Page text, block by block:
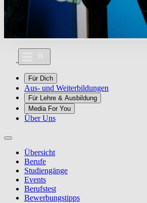
Für Dich
Aus- und Weiterbildungen
Für Lehre & Ausbildung
Media For You
Über Uns
Übersicht
Berufe
Studiengänge
Events
Berufstest
Bewerbungstipps